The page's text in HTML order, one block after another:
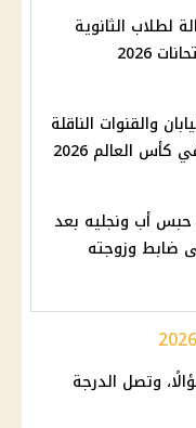
لطلاب الثانوية
2026
والقنوات الناقلة
أب ونجليه بعد
ضابط وزوجته
التربية الدينية من 25 سؤالًا، وتصل الدرجة